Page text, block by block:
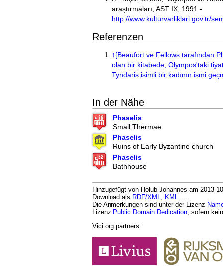
araştırmaları, AST IX, 1991 -
http://www.kulturvarliklari.gov.tr/
Referenzen
↑[Beaufort ve Fellows tarafından
olan bir kitabede, Olympos'taki
Tyndaris isimli bir kadının ismi
In der Nähe
Phaselis
Small Thermae
Phaselis
Ruins of Early Byzantine church
Phaselis
Bathhouse
Hinzugefügt von Holub Johannes am 2013-
Download als RDF/XML, KML.
Die Anmerkungen sind unter der Lizenz
Lizenz Public Domain Dedication, sofern
Vici.org partners: